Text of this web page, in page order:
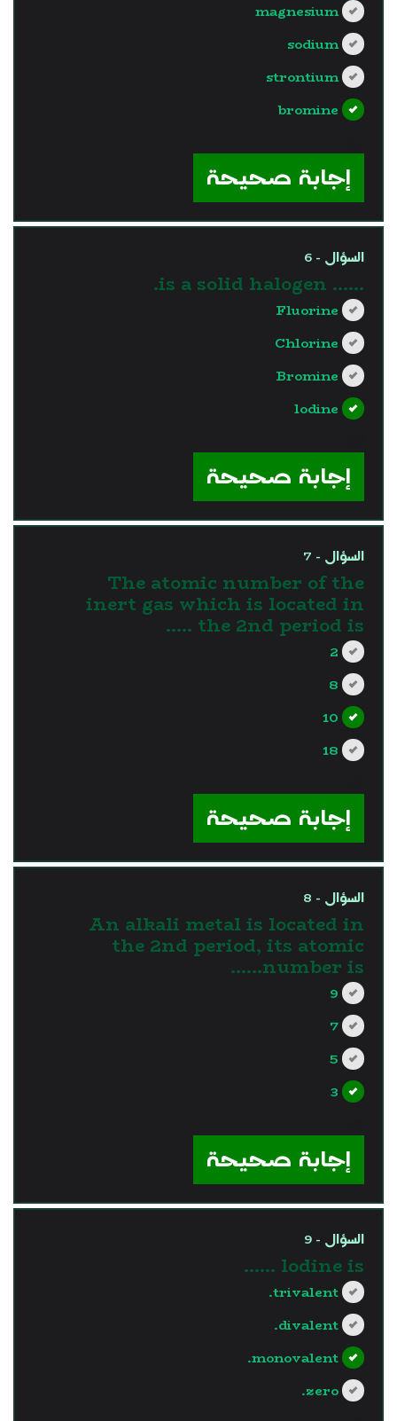
magnesium
sodium
strontium
bromine
إجابة صحيحة
السؤال - 6
...... is a solid halogen.
Fluorine
Chlorine
Bromine
lodine
إجابة صحيحة
السؤال - 7
The atomic number of the
inert gas which is located in
the 2nd period is …..
2
8
10
18
إجابة صحيحة
السؤال - 8
An alkali metal is located in
the 2nd period, its atomic
number is……
9
7
5
3
إجابة صحيحة
السؤال - 9
lodine is ……
trivalent.
divalent.
monovalent.
zero.